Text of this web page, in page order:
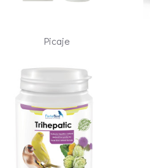
Picaje